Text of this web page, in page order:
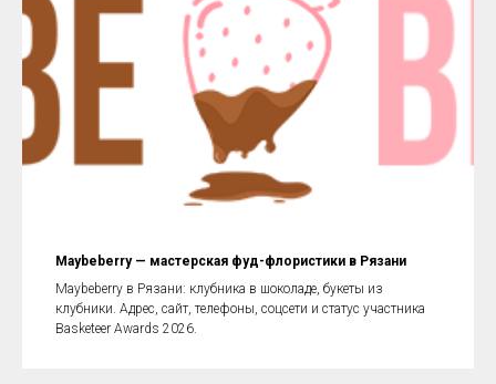
Maybeberry — мастерская фуд-флористики в Рязани
Maybeberry в Рязани: клубника в шоколаде, букеты из
клубники. Адрес, сайт, телефоны, соцсети и статус участника
Basketeer Awards 2026.